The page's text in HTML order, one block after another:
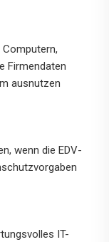
Firmendaten
ausnutzen
wenn die EDV-
IT-